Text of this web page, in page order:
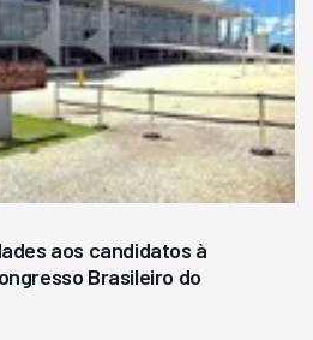
aos candidatos à
Brasileiro do